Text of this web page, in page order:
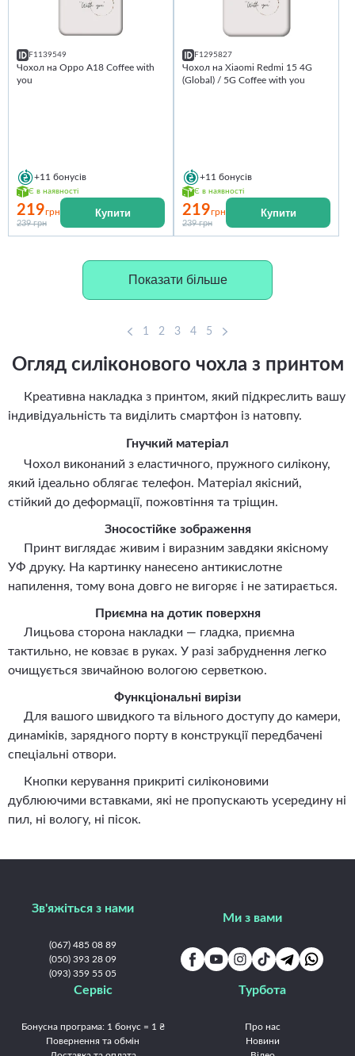
F1139549
Чохол на Oppo A18 Coffee with
you
+11 бонусів
Є в наявності
219грн
239 грн
Купити
F1295827
Чохол на Xiaomi Redmi 15 4G
(Global) / 5G Coffee with you
+11 бонусів
Є в наявності
219грн
239 грн
Купити
Показати більше
1 2 3 4 5
Огляд силіконового чохла з принтом
Креативна накладка з принтом, який підкреслить вашу
індивідуальність та виділить смартфон із натовпу.
Гнучкий матеріал
Чохол виконаний з еластичного, пружного силікону,
який ідеально облягає телефон. Матеріал якісний,
стійкий до деформації, пожовтіння та тріщин.
Зносостійке зображення
Принт виглядає живим і виразним завдяки якісному
УФ друку. На картинку нанесено антикислотне
напилення, тому вона довго не вигоряє і не затирається.
Приємна на дотик поверхня
Лицьова сторона накладки — гладка, приємна
тактильно, не ковзає в руках. У разі забруднення легко
очищується звичайною вологою серветкою.
Функціональні вирізи
Для вашого швидкого та вільного доступу до камери,
динаміків, зарядного порту в конструкції передбачені
спеціальні отвори.
Кнопки керування прикриті силіконовими
дублюючими вставками, які не пропускають усередину ні
пил, ні вологу, ні пісок.
Зв'яжіться з нами
(067) 485 08 89
(050) 393 28 09
(093) 359 55 05
Ми з вами
Сервіс
Бонусна програма: 1 бонус = 1 ₴
Повернення та обмін
Турбота
Про нас
Новини